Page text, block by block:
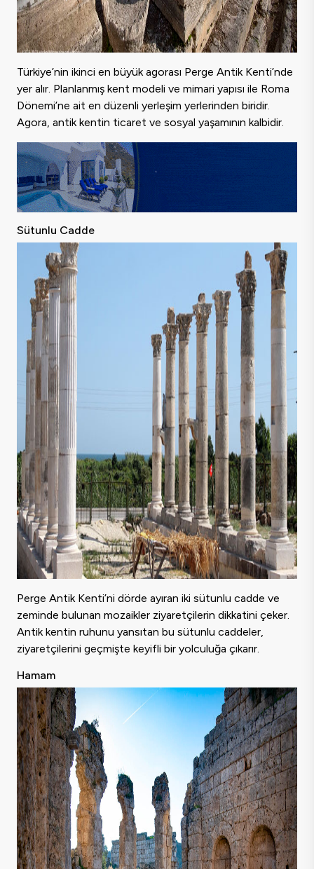
Türkiye’nin ikinci en büyük agorası Perge Antik Kenti’nde
yer alır. Planlanmış kent modeli ve mimari yapısı ile Roma
Dönemi’ne ait en düzenli yerleşim yerlerinden biridir.
Agora, antik kentin ticaret ve sosyal yaşamının kalbidir.
Sütunlu Cadde
Perge Antik Kenti’ni dörde ayıran iki sütunlu cadde ve
zeminde bulunan mozaikler ziyaretçilerin dikkatini çeker.
Antik kentin ruhunu yansıtan bu sütunlu caddeler,
ziyaretçilerini geçmişte keyifli bir yolculuğa çıkarır.
Hamam